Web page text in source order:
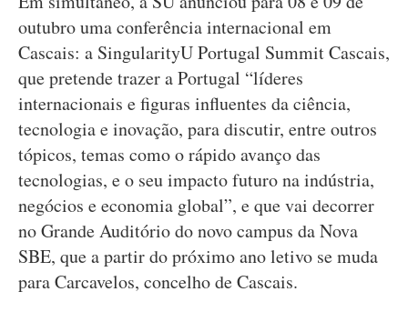
outubro uma conferência internacional em
Cascais: a SingularityU Portugal Summit Cascais,
que pretende trazer a Portugal “líderes
internacionais e figuras influentes da ciência,
tecnologia e inovação, para discutir, entre outros
tópicos, temas como o rápido avanço das
tecnologias, e o seu impacto futuro na indústria,
negócios e economia global”, e que vai decorrer
no Grande Auditório do novo campus da Nova
SBE, que a partir do próximo ano letivo se muda
para Carcavelos, concelho de Cascais.